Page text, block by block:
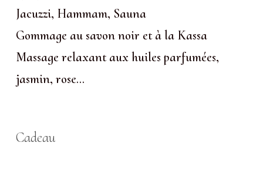
Jacuzzi, Hammam, Sauna
Gommage au savon noir et à la Kassa
Massage relaxant aux huiles parfumées,
jasmin, rose…
Cadeau